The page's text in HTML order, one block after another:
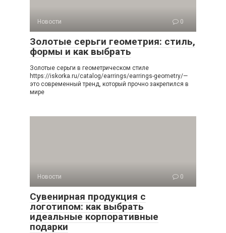
Новости 0
Золотые серьги геометрия: стиль,
формы и как выбрать
Золотые серьги в геометрическом стиле
https://iskorka.ru/catalog/earrings/earrings-geometry/—
это современный тренд, который прочно закрепился в
мире
Новости 0
Сувенирная продукция с
логотипом: как выбрать
идеальные корпоративные
подарки